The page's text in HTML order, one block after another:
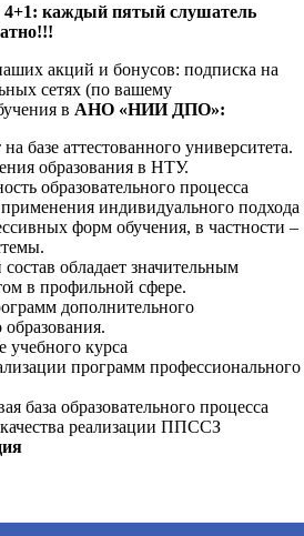
каждый пятый слушатель
акций и бонусов: подписка на
сетях (по вашему
в АНО «НИИ ДПО»:
базе аттестованного университета.
образования в НТУ.
образовательного процесса
применения индивидуального подхода
форм обучения, в частности –
обладает значительным
в профильной сфере.
дополнительного
учебного курса
программ профессионального
база образовательного процесса
реализации ППССЗ